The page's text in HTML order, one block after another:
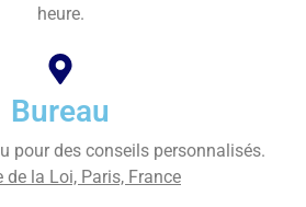
heure.
Bureau
pour des conseils personnalisés.
de la Loi, Paris, France